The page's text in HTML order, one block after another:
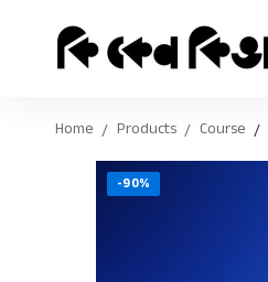
Home Products Course
-90%